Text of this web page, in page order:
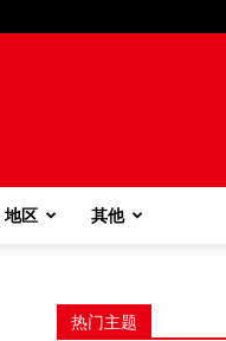
地区 其他
热门主题